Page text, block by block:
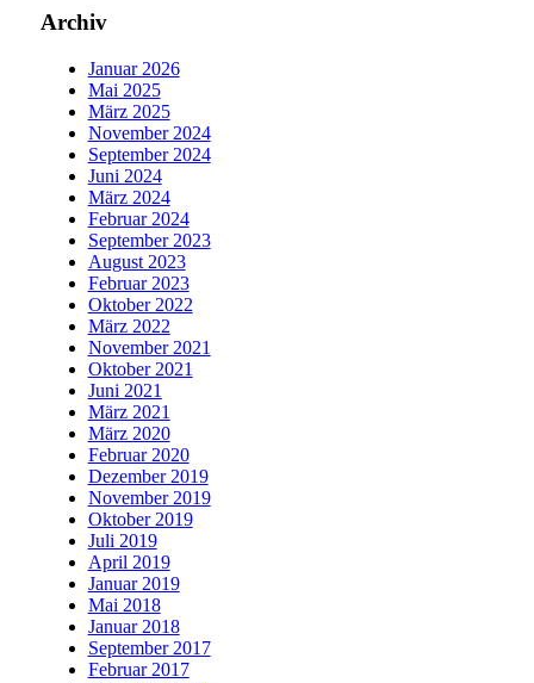
Archiv
Januar 2026
Mai 2025
März 2025
November 2024
September 2024
Juni 2024
März 2024
Februar 2024
September 2023
August 2023
Februar 2023
Oktober 2022
März 2022
November 2021
Oktober 2021
Juni 2021
März 2021
März 2020
Februar 2020
Dezember 2019
November 2019
Oktober 2019
Juli 2019
April 2019
Januar 2019
Mai 2018
Januar 2018
September 2017
Februar 2017